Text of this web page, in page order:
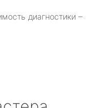
диагностики –